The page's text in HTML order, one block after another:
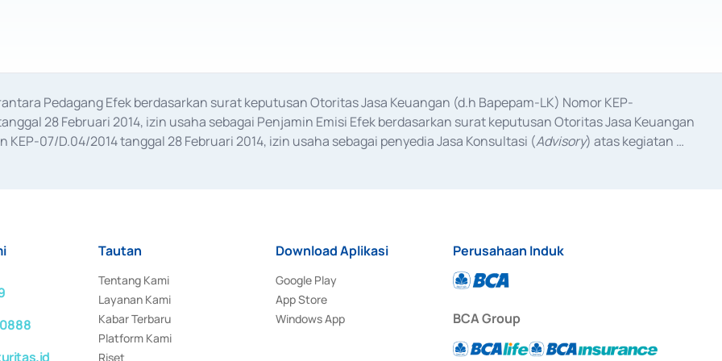
Pedagang Efek berdasarkan surat keputusan Otoritas Jasa Keuangan (d.h Bapepam-LK) Nomor KEP-
28 Februari 2014, izin usaha sebagai Penjamin Emisi Efek berdasarkan surat keputusan Otoritas Jasa Keuangan
KEP-07/D.04/2014 tanggal 28 Februari 2014, izin usaha sebagai penyedia Jasa Konsultasi (Advisory) atas kegiatan
Tautan
Tentang Kami
Layanan Kami
Kabar Terbaru
Platform Kami
Riset
Download Aplikasi
Google Play
App Store
Windows App
Perusahaan Induk
BCA Group